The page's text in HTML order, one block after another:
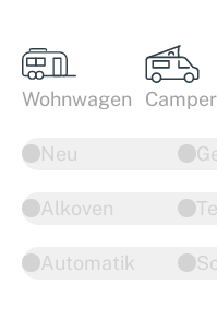
Wohnwagen
Neu
Automatik
Alkoven